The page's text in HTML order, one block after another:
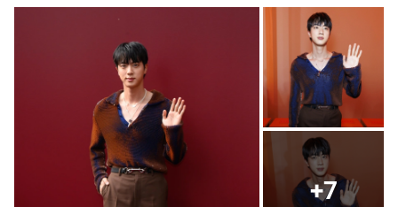
+7